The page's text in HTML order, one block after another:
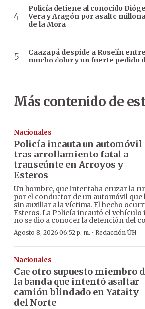
Policía detiene al conocido
Vera y Aragón por asalto
de la Mora
Caazapá despide a Roselín
mucho dolor y un fuerte pedido
Más contenido de
Nacionales
Policía incauta un automóvil
tras arrollamiento fatal a
transeúnte en Arroyos y
Esteros
Un hombre, que intentaba cruzar la
por el conductor de un automóvil que
sin auxiliar a la víctima. El hecho
Esteros. La Policía incautó el
no se dio a conocer la detención del
Agosto 8, 2026 06:52 p. m. · Redacción ÚH
Nacionales
Cae otro supuesto miembro
la banda que intentó asaltar
camión blindado en Yataity
del Norte